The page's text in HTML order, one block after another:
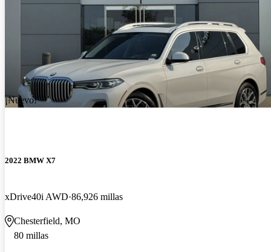
¡Nuevo!
2022 BMW X7
xDrive40i AWD 86,926 millas
Chesterfield, MO
80 millas